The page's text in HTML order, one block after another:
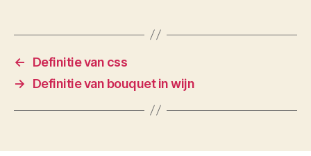
←
Definitie van css
→
Definitie van bouquet in wijn